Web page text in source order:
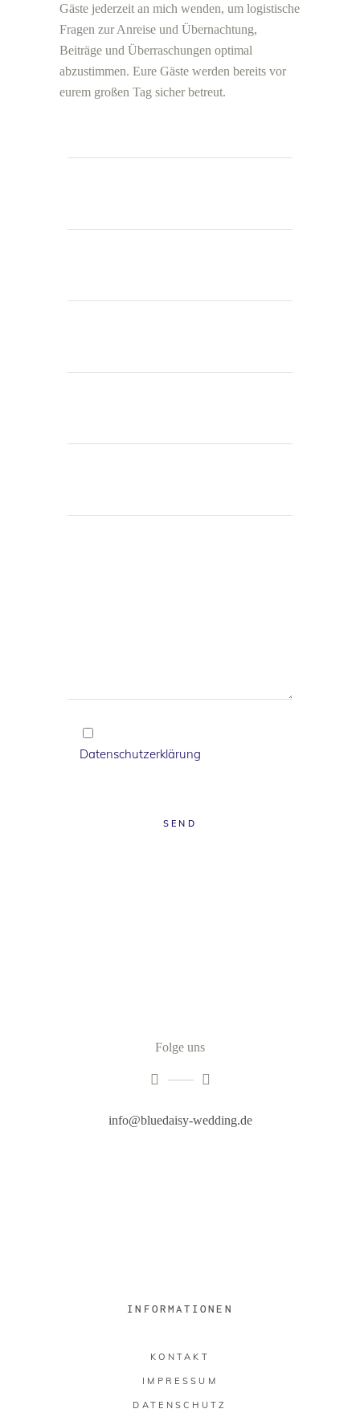
Gäste jederzeit an mich wenden, um logistische
Fragen zur Anreise und Übernachtung,
Beiträge und Überraschungen optimal
abzustimmen. Eure Gäste werden bereits vor
eurem großen Tag sicher betreut.
Datenschutzerklärung
SEND
Folge uns
info@bluedaisy-wedding.de
INFORMATIONEN
KONTAKT
IMPRESSUM
DATENSCHUTZ